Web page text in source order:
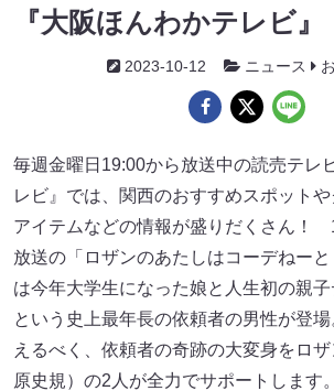
『大阪ほんわかテレビ』
2023-10-12 ニュース
毎週金曜日19:00から放送中の読売テレ
レビ』では、関西のおすすめスポット
アイテムなどの情報が盛りだくさん！
放送の「ロザンのあたしはコーデねー
は今年大学生になった娘と人生初の親子
という史上最年長の依頼者の男性が登
えるべく、依頼者の奇跡の大変身をロ
原史規）の2人が全力でサポートします